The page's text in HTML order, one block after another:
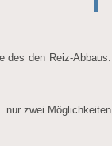
des den Reiz-Abbaus:
nur zwei Möglichkeiten